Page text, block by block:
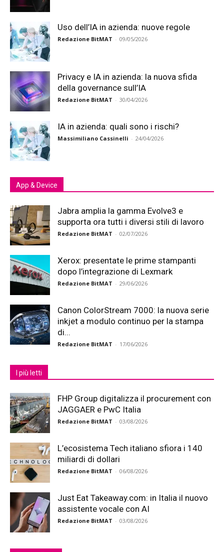
Uso dell’IA in azienda: nuove regole
Redazione BitMAT - 09/05/2026
Privacy e IA in azienda: la nuova sfida
della governance sull’IA
Redazione BitMAT - 30/04/2026
IA in azienda: quali sono i rischi?
Massimiliano Cassinelli - 24/04/2026
App & Device
Jabra amplia la gamma Evolve3 e
supporta ora tutti i diversi stili di lavoro
Redazione BitMAT - 02/07/2026
Xerox: presentate le prime stampanti
dopo l’integrazione di Lexmark
Redazione BitMAT - 29/06/2026
Canon ColorStream 7000: la nuova serie
inkjet a modulo continuo per la stampa
di...
Redazione BitMAT - 17/06/2026
I più letti
FHP Group digitalizza il procurement con
JAGGAER e PwC Italia
Redazione BitMAT - 03/08/2026
L’ecosistema Tech italiano sfiora i 140
miliardi di dollari
Redazione BitMAT - 06/08/2026
Just Eat Takeaway.com: in Italia il nuovo
assistente vocale con AI
Redazione BitMAT - 03/08/2026